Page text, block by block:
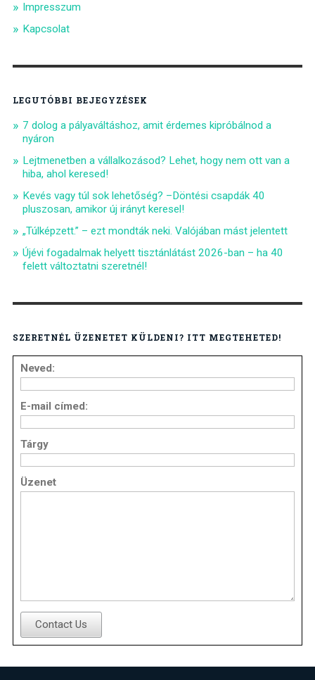
Impresszum
Kapcsolat
LEGUTÓBBI BEJEGYZÉSEK
7 dolog a pályaváltáshoz, amit érdemes kipróbálnod a
nyáron
Lejtmenetben a vállalkozásod? Lehet, hogy nem ott van a
hiba, ahol keresed!
Kevés vagy túl sok lehetőség? –Döntési csapdák 40
pluszosan, amikor új irányt keresel!
„Túlképzett.” – ezt mondták neki. Valójában mást jelentett
Újévi fogadalmak helyett tisztánlátást 2026-ban – ha 40
felett változtatni szeretnél!
SZERETNÉL ÜZENETET KÜLDENI? ITT MEGTEHETED!
Neved:
E-mail címed:
Tárgy
Üzenet
Contact Us